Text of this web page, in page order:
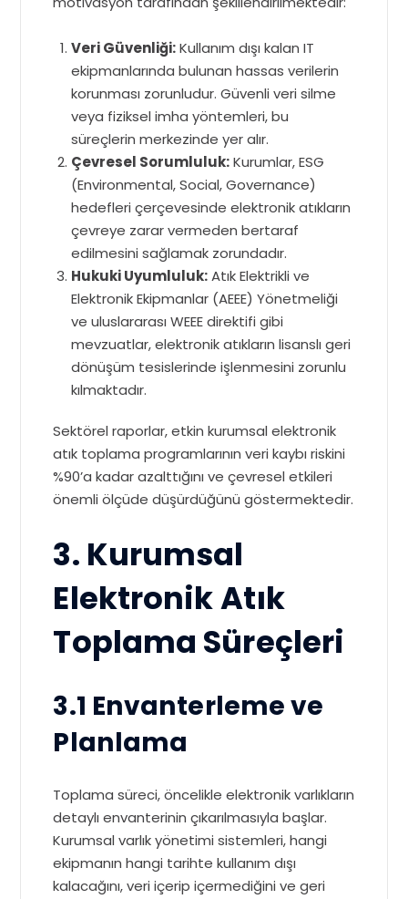
Veri Güvenliği:Kullanım dışı kalan IT
ekipmanlarında bulunan hassas verilerin
korunması zorunludur. Güvenli veri silme
veya fiziksel imha yöntemleri, bu
süreçlerin merkezinde yer alır.
Çevresel Sorumluluk:Kurumlar, ESG
(Environmental, Social, Governance)
hedefleri çerçevesinde elektronik atıkların
çevreye zarar vermeden bertaraf
edilmesini sağlamak zorundadır.
Hukuki Uyumluluk:Atık Elektrikli ve
Elektronik Ekipmanlar (AEEE) Yönetmeliği
ve uluslararası WEEE direktifi gibi
mevzuatlar, elektronik atıkların lisanslı geri
dönüşüm tesislerinde işlenmesini zorunlu
kılmaktadır.
Sektörel raporlar, etkin kurumsal elektronik
atık toplama programlarının veri kaybı riskini
%90’a kadar azalttığını ve çevresel etkileri
önemli ölçüde düşürdüğünü göstermektedir.
3. Kurumsal
Elektronik Atık
Toplama Süreçleri
3.1 Envanterleme ve
Planlama
Toplama süreci, öncelikle elektronik varlıkların
detaylı envanterinin çıkarılmasıyla başlar.
Kurumsal varlık yönetimi sistemleri, hangi
ekipmanın hangi tarihte kullanım dışı
kalacağını, veri içerip içermediğini ve geri